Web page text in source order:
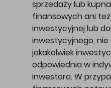
sprzedaży lub
finansowych ani
inwestycyjnej lub
inwestycyjnego, nie
jakakolwiek
odpowiednia w
inwestora. W